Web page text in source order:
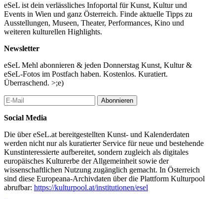
eSeL ist dein verlässliches Infoportal für Kunst, Kultur und
Events in Wien und ganz Österreich. Finde aktuelle Tipps zu
Ausstellungen, Museen, Theater, Performances, Kino und
weiteren kulturellen Highlights.
Newsletter
eSeL Mehl abonnieren & jeden Donnerstag Kunst, Kultur &
eSeL-Fotos im Postfach haben. Kostenlos. Kuratiert.
Überraschend. >;e)
Abonnieren
Social Media
Die über eSeL.at bereitgestellten Kunst- und Kalenderdaten
werden nicht nur als kuratierter Service für neue und bestehende
Kunstinteressierte aufbereitet, sondern zugleich als digitales
europäisches Kulturerbe der Allgemeinheit sowie der
wissenschaftlichen Nutzung zugänglich gemacht. In Österreich
sind diese Europeana-Archivdaten über die Plattform Kulturpool
abrufbar: https://kulturpool.at/institutionen/esel